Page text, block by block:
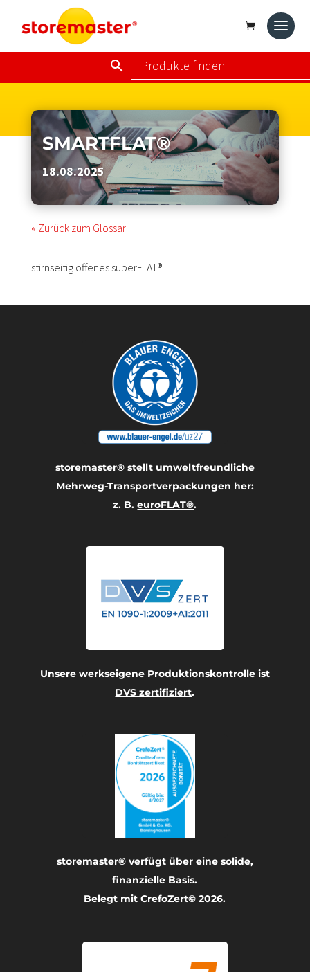
SMARTFLAT®
18.08.2025
« Zurück zum Glossar
stirnseitig offenes superFLAT®
storemaster® stellt umwelt­freundliche
Mehrweg-Transport­verpackungen her:
z. B.euroFLAT®.
Unsere werkseigene Produktionskontrolle ist
DVS zertifiziert.
storemaster® verfügt über eine solide,
finanzielle Basis.
Belegt mitCrefoZert© 2026.